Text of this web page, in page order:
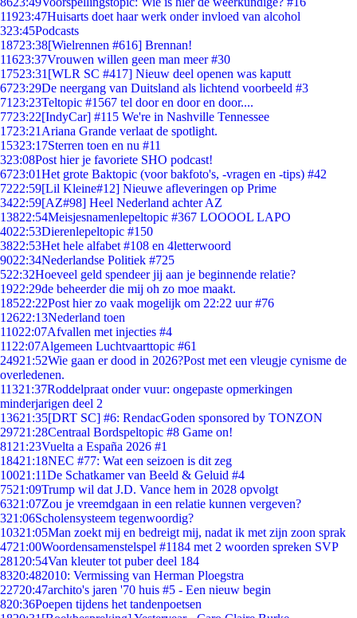
11923:47Huisarts doet haar werk onder invloed van alcohol
323:45Podcasts
18723:38[Wielrennen #616] Brennan!
11623:37Vrouwen willen geen man meer #30
17523:31 [WLR SC #417] Nieuw deel openen was kaputt
6723:29De neergang van Duitsland als lichtend voorbeeld #3
71 23:23Teltopic #1567 tel door en door en door....
7723:22[IndyCar] #115 We're in Nashville Tennessee
1723:21 Ariana Grande verlaat de spotlight.
15323:17Sterren toen en nu #11
323:08Post hier je favoriete SHO podcast!
6723:01Het grote Baktopic (voor bakfoto's, -vragen en -tips) #42
7222:59[Lil Kleine#12] Nieuwe afleveringen op Prime
3422:59[AZ#98] Heel Nederland achter AZ
13822:54Meisjesnamenlepeltopic #367 LOOOOL LAPO
4022:53Dierenlepeltopic #150
3822:53Het hele alfabet #108 en 4letterwoord
9022:34Nederlandse Politiek #725
522:32Hoeveel geld spendeer jij aan je beginnende relatie?
1922:29de beheerder die mij oh zo moe maakt.
18522:22Post hier zo vaak mogelijk om 22:22 uur #76
12622:13Nederland toen
11022:07Afvallen met injecties #4
11 22:07Algemeen Luchtvaarttopic #61
24921:52Wie gaan er dood in 2026?Post met een vleugje cynisme de
overledenen.
11321:37Roddelpraat onder vuur: ongepaste opmerkingen
minderjarigen deel 2
13621:35[DRT SC] #6: RendacGoden sponsored by TONZON
29721:28Centraal Bordspeltopic #8 Game on!
81 21:23Vuelta a España 2026 #1
18421:18NEC #77: Wat een seizoen is dit zeg
10021:11De Schatkamer van Beeld & Geluid #4
7521:09Trump wil dat J.D. Vance hem in 2028 opvolgt
6321:07Zou je vreemdgaan in een relatie kunnen vergeven?
321:06Scholensysteem tegenwoordig?
10321:05Man zoekt mij en bedreigt mij, nadat ik met zijn zoon sprak
4721:00Woordensamenstelspel #1184 met 2 woorden spreken SVP
281 20:54Van kleuter tot puber deel 184
8320:482010: Vermissing van Herman Ploegstra
22720:47archito's jaren '70 huis #5 - Een nieuw begin
820:36Poepen tijdens het tandenpoetsen